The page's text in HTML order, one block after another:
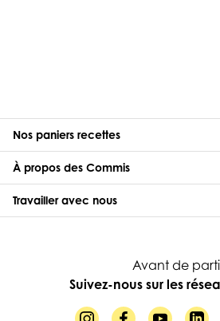
Nos paniers recettes
À propos des Commis
Travailler avec nous
Avant de
Suivez-nous sur les